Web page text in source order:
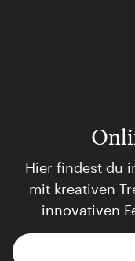
Hier findest du
mit kreativen
innovativen